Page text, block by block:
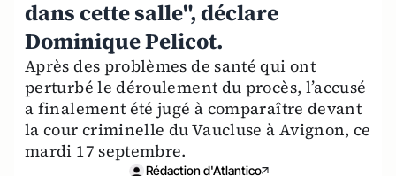
dans cette salle", déclare
Dominique Pelicot.
Après des problèmes de santé qui ont
perturbé le déroulement du procès, l’accusé
a finalement été jugé à comparaître devant
la cour criminelle du Vaucluse à Avignon, ce
mardi 17 septembre.
Rédaction d'Atlantico